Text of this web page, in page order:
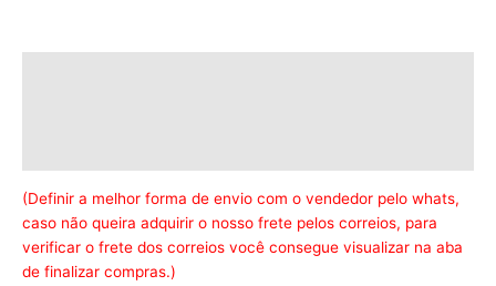
(Definir a melhor forma de envio com o vendedor pelo whats,
caso não queira adquirir o nosso frete pelos correios, para
verificar o frete dos correios você consegue visualizar na aba
de finalizar compras.)